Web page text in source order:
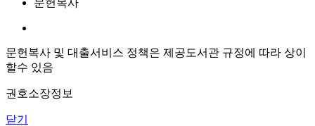
문헌복사 및 대출서비스 정책은 제공도서관 규정에 따라 상이
할수 있음
권호소장정보
닫기